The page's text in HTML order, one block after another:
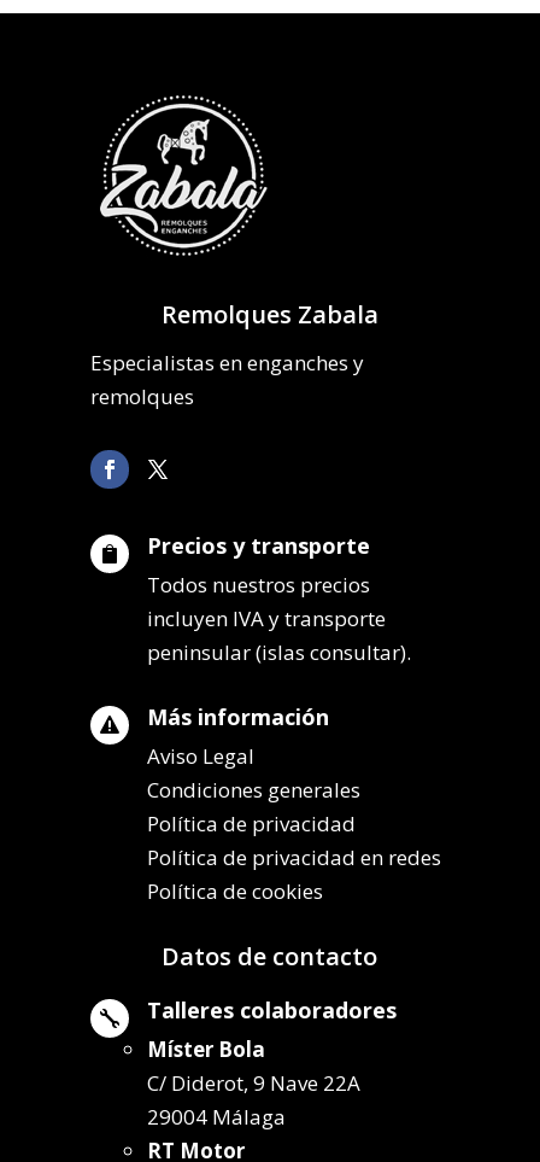
Remolques Zabala
Especialistas en enganches y
remolques
 Precios y transporte
Todos nuestros precios
incluyen IVA y transporte
peninsular (islas consultar).
 Más información
Aviso Legal
Condiciones generales
Política de privacidad
Política de privacidad en redes
Política de cookies
Datos de contacto
 Talleres colaboradores
Míster Bola
C/ Diderot, 9 Nave 22A
29004 Málaga
RT Motor